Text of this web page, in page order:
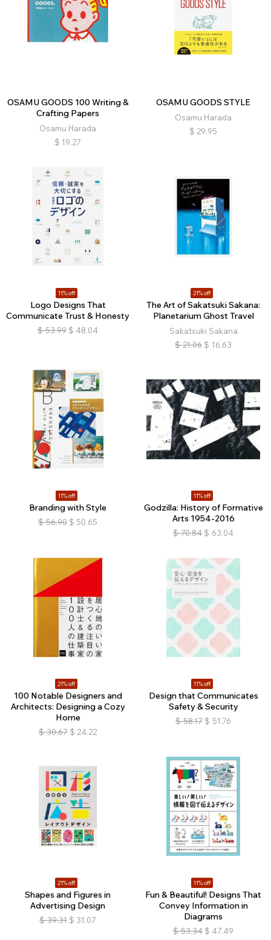
OSAMU GOODS 100 Writing &
Crafting Papers
Osamu Harada
$ 19.27
OSAMU GOODS STYLE
Osamu Harada
$ 29.95
11% off
Logo Designs That
Communicate Trust & Honesty
$ 53.99 $ 48.04
21% off
The Art of Sakatsuki Sakana:
Planetarium Ghost Travel
Sakatsuki Sakana
$ 21.06 $ 16.63
11% off
Branding with Style
$ 56.90 $ 50.65
11% off
Godzilla: History of Formative
Arts 1954-2016
$ 70.84 $ 63.04
21% off
100 Notable Designers and
Architects: Designing a Cozy
Home
$ 30.67 $ 24.22
11% off
Design that Communicates
Safety & Security
$ 58.17 $ 51.76
21% off
Shapes and Figures in
Advertising Design
$ 39.31 $ 31.07
11% off
Fun & Beautiful! Designs That
Convey Information in
Diagrams
$ 53.34 $ 47.49